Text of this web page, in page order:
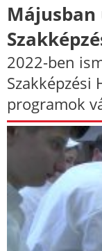
Májusban
2022-ben
Szakképzési
programok